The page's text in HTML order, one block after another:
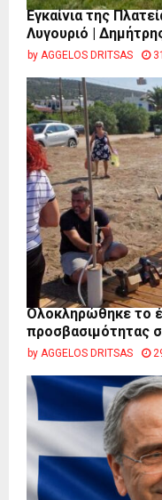
Εγκαίνια της
Λυγουριό |
by AGGELOS DRITSAS
Ολοκληρώθηκε το
προσβασιμότητας
by AGGELOS DRITSAS